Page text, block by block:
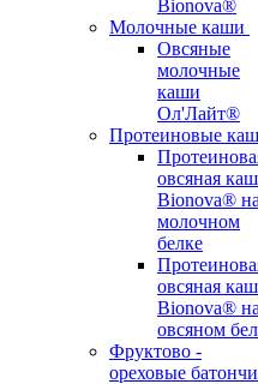
Bionova®
Молочные каши
Овсяные
молочные
каши
Ол'Лайт®
Протеиновые
овсяная
Bionova® на
молочном
белке
овсяная
Bionova® на
овсяном
Фруктово -
ореховые